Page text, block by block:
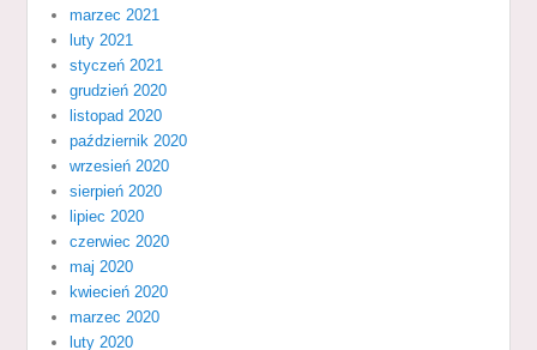
marzec 2021
luty 2021
styczeń 2021
grudzień 2020
listopad 2020
październik 2020
wrzesień 2020
sierpień 2020
lipiec 2020
czerwiec 2020
maj 2020
kwiecień 2020
marzec 2020
luty 2020